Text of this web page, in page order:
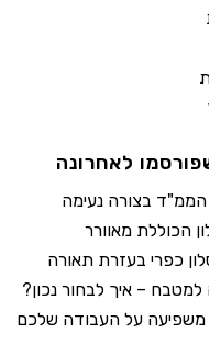
לאחרונה
הממ"ד בצורה נעימה
הכוללת מאוורר
כפרי בעזרת תאורה
למטבח – איך לבחור נכון?
משפיעה על העבודה שלכם